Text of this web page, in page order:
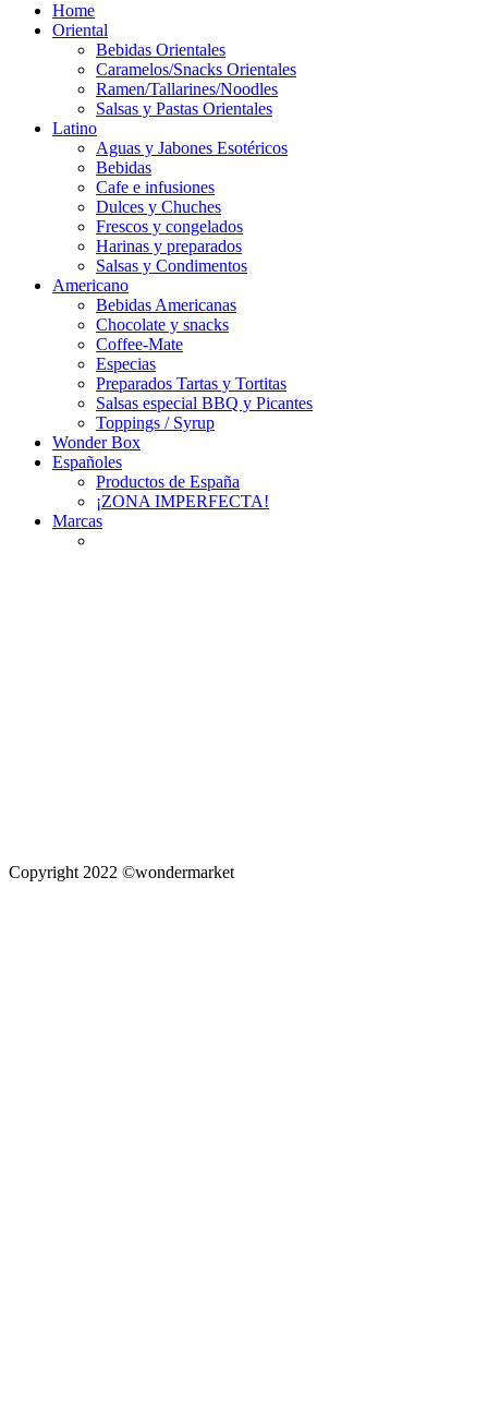
Home
Oriental
Bebidas Orientales
Caramelos/Snacks Orientales
Ramen/Tallarines/Noodles
Salsas y Pastas Orientales
Latino
Aguas y Jabones Esotéricos
Bebidas
Cafe e infusiones
Dulces y Chuches
Frescos y congelados
Harinas y preparados
Salsas y Condimentos
Americano
Bebidas Americanas
Chocolate y snacks
Coffee-Mate
Especias
Preparados Tartas y Tortitas
Salsas especial BBQ y Picantes
Toppings / Syrup
Wonder Box
Españoles
Productos de España
¡ZONA IMPERFECTA!
Marcas
Copyright 2022 ©wondermarket